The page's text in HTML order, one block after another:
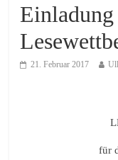
Einladung
21. Februar 2017
für